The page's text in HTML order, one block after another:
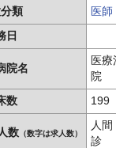
類 医師
日
院名
医
院
数 199
数 （数字は求人数）
人間
診